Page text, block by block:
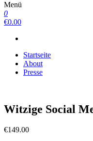
Menü
0
€0.00
Startseite
About
Presse
Witzige Social
€149.00